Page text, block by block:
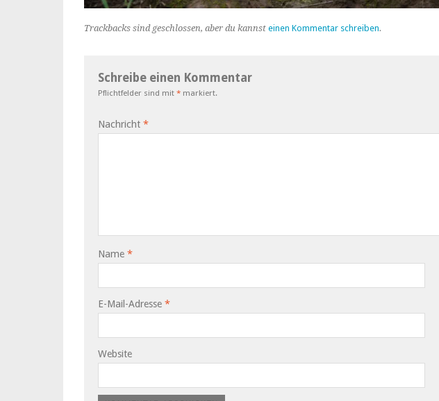
Trackbacks sind geschlossen, aber du kannst einen Kommentar schreiben.
Schreibe einen Kommentar
Pflichtfelder sind mit * markiert.
Nachricht *
Name *
E-Mail-Adresse *
Website